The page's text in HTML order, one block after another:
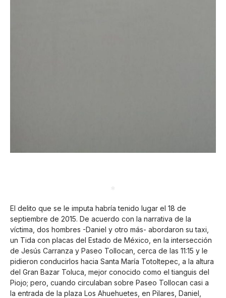
El delito que se le imputa habría tenido lugar el 18 de
septiembre de 2015. De acuerdo con la narrativa de la
víctima, dos hombres -Daniel y otro más- abordaron su taxi,
un Tida con placas del Estado de México, en la intersección
de Jesús Carranza y Paseo Tollocan, cerca de las 11:15 y le
pidieron conducirlos hacia Santa María Totoltepec, a la altura
del Gran Bazar Toluca, mejor conocido como el tianguis del
Piojo; pero, cuando circulaban sobre Paseo Tollocan casi a
la entrada de la plaza Los Ahuehuetes, en Pilares, Daniel,